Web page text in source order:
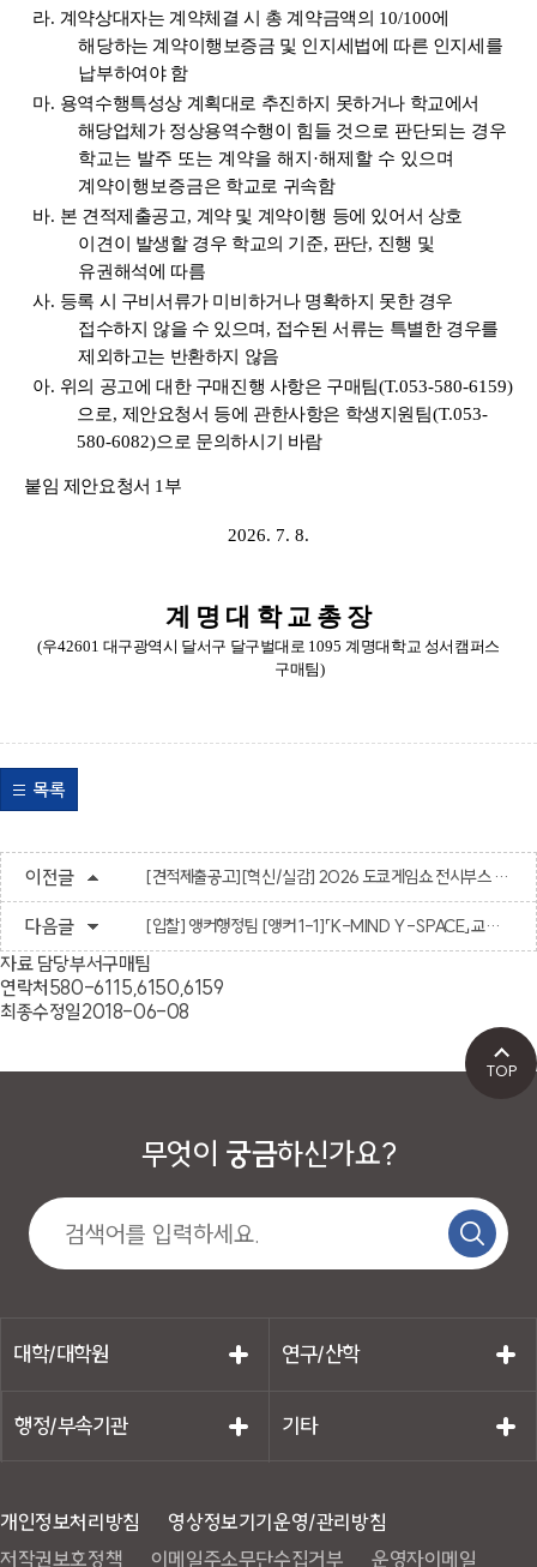
라. 계약상대자는 계약체결 시 총 계약금액의 10/100에
해당하는 계약이행보증금 및 인지세법에 따른 인지세를
납부하여야 함
마. 용역수행특성상 계획대로 추진하지 못하거나 학교에서
해당업체가 정상용역수행이 힘들 것으로 판단되는 경우
학교는 발주 또는 계약을 해지 ·해제할 수 있으며
계약이행보증금은 학교로 귀속함
바. 본 견적제출공고, 계약 및 계약이행 등에 있어서 상호
이견이 발생할 경우 학교의 기준, 판단, 진행 및
유권해석에 따름
사. 등록 시 구비서류가 미비하거나 명확하지 못한 경우
접수하지 않을 수 있으며 , 접수된 서류는 특별한 경우를
제외하고는 반환하지 않음
아. 위의 공고에 대한 구매진행 사항은 구매팀(T.053-580-6159)
으로, 제안요청서 등에 관한사항은 학생지원팀(T.053-
580-6082)으로 문의하시기 바람
붙임 제안요청서 1부
2026. 7. 8.
계 명 대 학 교 총 장
(우42601 대구광역시 달서구 달구벌대로 1095 계명대학교 성서캠퍼스
구매팀)
목록
이전글 [견적제출공고][혁신/실감] 2026 도쿄게임쇼 전시부스 운영 용역
다음글 [입찰] 앵커행정팀 [앵커 1-1]「K-MIND Y-SPACE」교육용 기자재(LED 4종) 구입
자료 담당부서구매팀
연락처 580-6115,6150,6159
최종수정일2018-06-08
무엇이 궁금하신가요?
대학/대학원 연구/산학
행정/부속기관 기타
개인정보처리방침
영상정보기기운영/관리방침
저작권보호정책
이메일주소무단수집거부 운영자이메일
TOP